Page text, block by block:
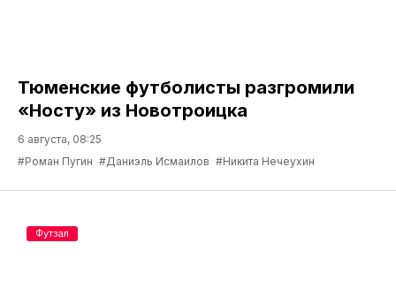
Тюменские футболисты разгромили
«Носту» из Новотроицка
6 августа, 08:25
#Роман Пугин #Даниэль Исмаилов #Никита Нечеухин
Футзал